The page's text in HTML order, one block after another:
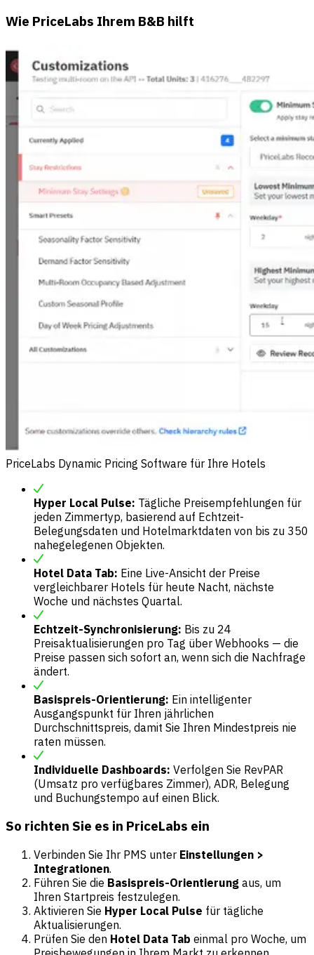
Wie PriceLabs Ihrem B&B hilft
PriceLabs Dynamic Pricing Software für Ihre Hotels
Hyper Local Pulse: Tägliche Preisempfehlungen für
jeden Zimmertyp, basierend auf Echtzeit-
Belegungsdaten und Hotelmarktdaten von bis zu 350
nahegelegenen Objekten.
Hotel Data Tab: Eine Live-Ansicht der Preise
vergleichbarer Hotels für heute Nacht, nächste
Woche und nächstes Quartal.
Echtzeit-Synchronisierung: Bis zu 24
Preisaktualisierungen pro Tag über Webhooks — die
Preise passen sich sofort an, wenn sich die Nachfrage
ändert.
Basispreis-Orientierung: Ein intelligenter
Ausgangspunkt für Ihren jährlichen
Durchschnittspreis, damit Sie Ihren Mindestpreis nie
raten müssen.
Individuelle Dashboards: Verfolgen Sie RevPAR
(Umsatz pro verfügbares Zimmer), ADR, Belegung
und Buchungstempo auf einen Blick.
So richten Sie es in PriceLabs ein
Verbinden Sie Ihr PMS unter Einstellungen >
Integrationen.
Führen Sie die Basispreis-Orientierung aus, um
Ihren Startpreis festzulegen.
Aktivieren Sie Hyper Local Pulse für tägliche
Aktualisierungen.
Prüfen Sie den Hotel Data Tab einmal pro Woche, um